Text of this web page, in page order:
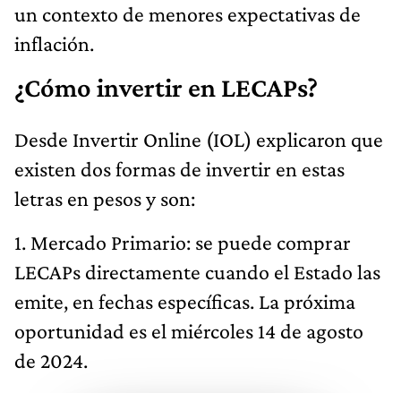
un contexto de menores expectativas de
inflación.
¿Cómo invertir en LECAPs?
Desde Invertir Online (IOL) explicaron que
existen dos formas de invertir en estas
letras en pesos y son:
1. Mercado Primario: se puede comprar
LECAPs directamente cuando el Estado las
emite, en fechas específicas. La próxima
oportunidad es el miércoles 14 de agosto
de 2024.